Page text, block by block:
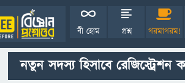
বী হোম প্রশ্ন গরমাগরম!
নতুন সদস্য হিসাবে রেজিস্ট্রেশন